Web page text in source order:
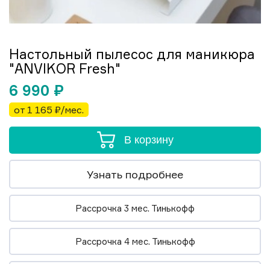
Настольный пылесос для маникюра
"ANVIKOR Fresh"
6 990 ₽
от 1 165 ₽/мес.
В корзину
Узнать подробнее
Рассрочка 3 мес. Тинькофф
Рассрочка 4 мес. Тинькофф